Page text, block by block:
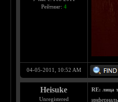
Рейтинг: 4
04-05-2011, 10:52 AM
Heisuke
Unregistered
RE: лица